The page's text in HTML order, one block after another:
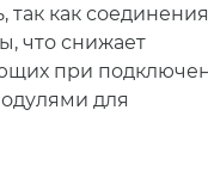
так как соединения
что снижает
при
для